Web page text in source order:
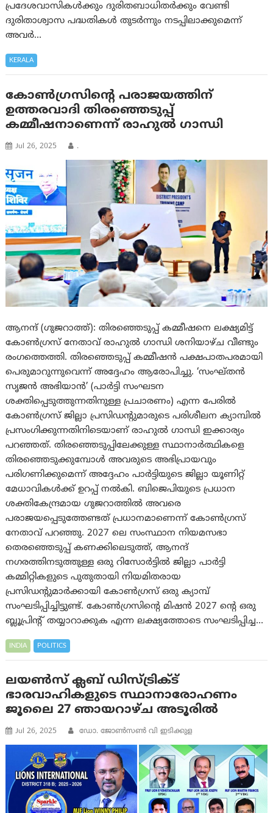
പ്രദേശവാസികൾക്കും ദുരിതബാധിതർക്കും വേണ്ടി
ദുരിതാശ്വാസ പദ്ധതികൾ തുടർന്നും നടപ്പിലാക്കുമെന്ന്
അവർ…
KERALA
കോൺഗ്രസിന്റെ പരാജയത്തിന്
ഉത്തരവാദി തിരഞ്ഞെടുപ്പ്
കമ്മീഷനാണെന്ന് രാഹുൽ ഗാന്ധി
Jul 26, 2025 .
ആനന്ദ് (ഗുജറാത്ത്): തിരഞ്ഞെടുപ്പ് കമ്മീഷനെ ലക്ഷ്യമിട്ട്
കോൺഗ്രസ് നേതാവ് രാഹുൽ ഗാന്ധി ശനിയാഴ്ച വീണ്ടും
രംഗത്തെത്തി. തിരഞ്ഞെടുപ്പ് കമ്മീഷൻ പക്ഷപാതപരമായി
പെരുമാറുന്നുവെന്ന് അദ്ദേഹം ആരോപിച്ചു. ‘സംഘ്തൻ
സൃജൻ അഭിയാൻ’ (പാർട്ടി സംഘടന
ശക്തിപ്പെടുത്തുന്നതിനുള്ള പ്രചാരണം) എന്ന പേരിൽ
കോൺഗ്രസ് ജില്ലാ പ്രസിഡന്റുമാരുടെ പരിശീലന ക്യാമ്പിൽ
പ്രസംഗിക്കുന്നതിനിടെയാണ് രാഹുൽ ഗാന്ധി ഇക്കാര്യം
പറഞ്ഞത്. തിരഞ്ഞെടുപ്പിലേക്കുള്ള സ്ഥാനാർത്ഥികളെ
തിരഞ്ഞെടുക്കുമ്പോൾ അവരുടെ അഭിപ്രായവും
പരിഗണിക്കുമെന്ന് അദ്ദേഹം പാർട്ടിയുടെ ജില്ലാ യൂണിറ്റ്
മേധാവികൾക്ക് ഉറപ്പ് നൽകി. ബിജെപിയുടെ പ്രധാന
ശക്തികേന്ദ്രമായ ഗുജറാത്തിൽ അവരെ
പരാജയപ്പെടുത്തേണ്ടത് പ്രധാനമാണെന്ന് കോൺഗ്രസ്
നേതാവ് പറഞ്ഞു. 2027 ലെ സംസ്ഥാന നിയമസഭാ
തെരഞ്ഞെടുപ്പ് കണക്കിലെടുത്ത്, ആനന്ദ്
നഗരത്തിനടുത്തുള്ള ഒരു റിസോർട്ടിൽ ജില്ലാ പാർട്ടി
കമ്മിറ്റികളുടെ പുതുതായി നിയമിതരായ
പ്രസിഡന്റുമാർക്കായി കോൺഗ്രസ് ഒരു ക്യാമ്പ്
സംഘടിപ്പിച്ചിട്ടുണ്ട്. കോൺഗ്രസിന്റെ മിഷൻ 2027 ന്റെ ഒരു
ബ്ലൂപ്രിന്റ് തയ്യാറാക്കുക എന്ന ലക്ഷ്യത്തോടെ സംഘടിപ്പിച്ച…
INDIA POLITICS
ലയൺസ് ക്ലബ് ഡിസ്ട്രിക്ട്
ഭാരവാഹികളുടെ സ്ഥാനാരോഹണം
ജൂലൈ 27 ഞായറാഴ്ച അടൂരിൽ
Jul 26, 2025 ഡോ. ജോൺസൺ വി ഇടിക്കുള